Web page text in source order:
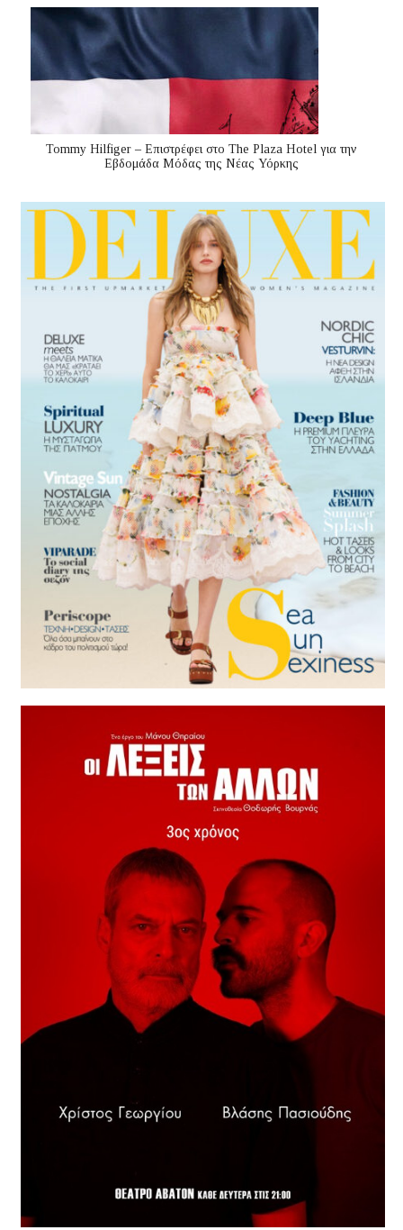
Tommy Hilfiger – Επιστρέφει στο The Plaza Hotel για την
Εβδομάδα Μόδας της Νέας Υόρκης